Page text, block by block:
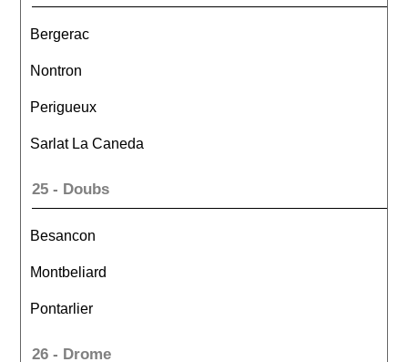
Bergerac
Nontron
Perigueux
Sarlat La Caneda
25 - Doubs
Besancon
Montbeliard
Pontarlier
26 - Drome